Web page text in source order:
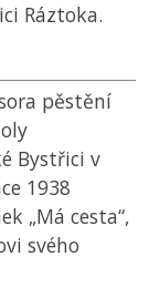
Ráztoka.
pěstění
Bystřici v
1938
„Má cesta“,
svého